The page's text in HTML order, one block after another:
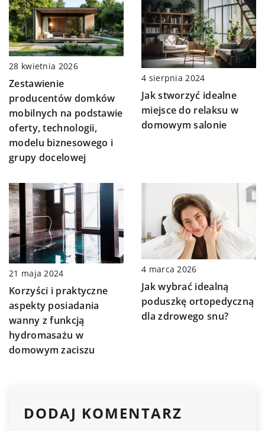
28 kwietnia 2026
Zestawienie
producentów domków
mobilnych na podstawie
oferty, technologii,
modelu biznesowego i
grupy docelowej
4 sierpnia 2024
Jak stworzyć idealne
miejsce do relaksu w
domowym salonie
21 maja 2024
Korzyści i praktyczne
aspekty posiadania
wanny z funkcją
hydromasażu w
domowym zaciszu
4 marca 2026
Jak wybrać idealną
poduszkę ortopedyczną
dla zdrowego snu?
DODAJ KOMENTARZ